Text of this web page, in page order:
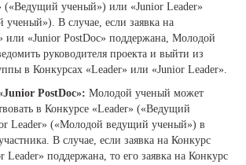
(«Ведущий ученый») или «Junior Leader»
В случае, если заявка на
или «Junior PostDoc» поддержана, Молодой
руководителя проекта и выйти из
в Конкурсах «Leader» или «Junior Leader».
PostDoc»: Молодой ученый может
в Конкурсе «Leader» («Ведущий
Leader» («Молодой ведущий ученый») в
В случае, если заявка на Конкурс
Leader» поддержана, то его заявка на Конкурс